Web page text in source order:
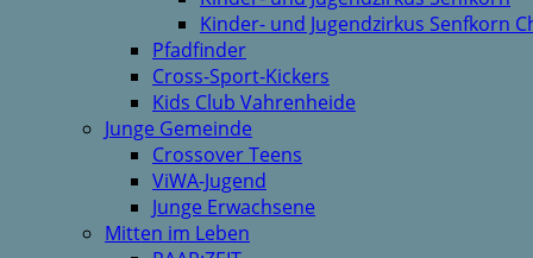
Kinder- und Jugendzirkus Senfkorn
Pfadfinder
Cross-Sport-Kickers
Kids Club Vahrenheide
Junge Gemeinde
Crossover Teens
ViWA-Jugend
Junge Erwachsene
Mitten im Leben